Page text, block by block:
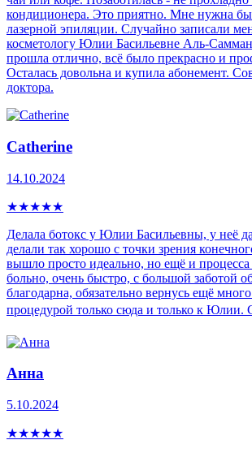
кондиционера. Это приятно. Мне нужна
лазерной эпиляции. Случайно записали
косметологу Юлии Басильевне Аль-
прошла отлично, всё было прекрасно и
Осталась довольна и купила абонемент.
доктора.
Catherine
14.10.2024
★★★★★
Делала ботокс у Юлии Басильевны, у неё
делали так хорошо с точки зрения
вышло просто идеально, но ещё и
больно, очень быстро, с большой заботой
благодарна, обязательно вернусь ещё
процедурой только сюда и только к
Анна
5.10.2024
★★★★★